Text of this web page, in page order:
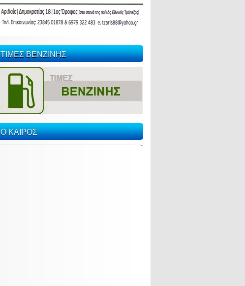
ΤΙΜΕΣ ΒΕΝΖΙΝΗΣ
Ο ΚΑΙΡΟΣ